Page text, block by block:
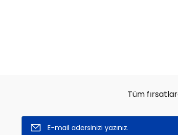
Tüm